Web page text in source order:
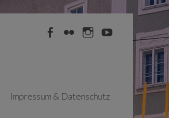
YouTube
Impressum & Datenschutz